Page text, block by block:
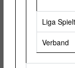
Liga
Verband